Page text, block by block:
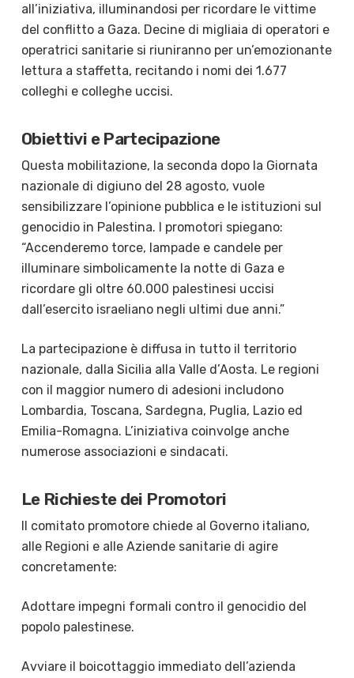
all’iniziativa, illuminandosi per ricordare le vittime
del conflitto a Gaza. Decine di migliaia di operatori e
operatrici sanitarie si riuniranno per un’emozionante
lettura a staffetta, recitando i nomi dei 1.677
colleghi e colleghe uccisi.
Obiettivi e Partecipazione
Questa mobilitazione, la seconda dopo la Giornata
nazionale di digiuno del 28 agosto, vuole
sensibilizzare l’opinione pubblica e le istituzioni sul
genocidio in Palestina. I promotori spiegano:
“Accenderemo torce, lampade e candele per
illuminare simbolicamente la notte di Gaza e
ricordare gli oltre 60.000 palestinesi uccisi
dall’esercito israeliano negli ultimi due anni.”
La partecipazione è diffusa in tutto il territorio
nazionale, dalla Sicilia alla Valle d’Aosta. Le regioni
con il maggior numero di adesioni includono
Lombardia, Toscana, Sardegna, Puglia, Lazio ed
Emilia-Romagna. L’iniziativa coinvolge anche
numerose associazioni e sindacati.
Le Richieste dei Promotori
Il comitato promotore chiede al Governo italiano,
alle Regioni e alle Aziende sanitarie di agire
concretamente:
Adottare impegni formali contro il genocidio del
popolo palestinese.
Avviare il boicottaggio immediato dell’azienda